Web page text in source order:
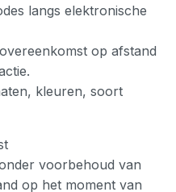
langs elektronische
op afstand
kleuren, soort
voorbehoud van
op het moment van